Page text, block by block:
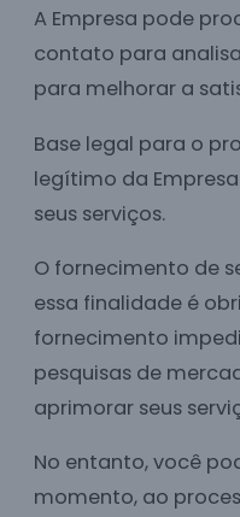
A Empresa pode
contato para
para melhorar a
Base legal para o
legítimo da
seus serviços.
O fornecimento de
essa finalidade é
fornecimento
pesquisas de
aprimorar seus
No entanto, você
momento, ao